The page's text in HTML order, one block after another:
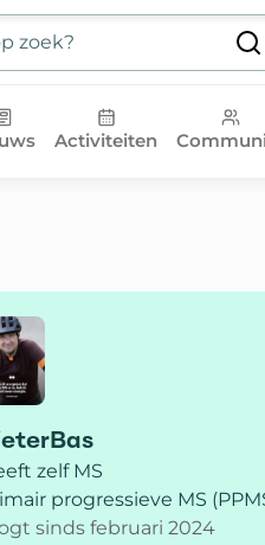
Activiteiten
zelf MS
progressieve MS
sinds februari 2024